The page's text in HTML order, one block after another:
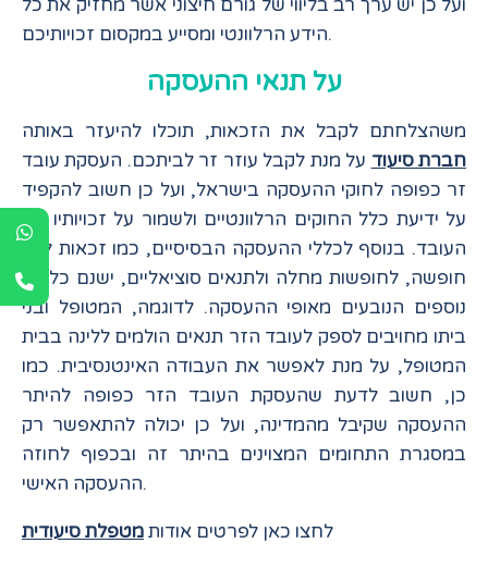
ועל כן יש ערך רב בליווי של גורם חיצוני אשר מחזיק את כל
הידע הרלוונטי ומסייע במקסום זכויותיכם.
על תנאי ההעסקה
משהצלחתם לקבל את הזכאות, תוכלו להיעזר באותה
חברת סיעוד על מנת לקבל עוזר זר לביתכם. העסקת עובד
זר כפופה לחוקי ההעסקה בישראל, ועל כן חשוב להקפיד
על ידיעת כלל החוקים הרלוונטיים ולשמור על זכויותיו של
העובד. בנוסף לכללי ההעסקה הבסיסיים, כמו זכאות לימי
חופשה, לחופשות מחלה ולתנאים סוציאליים, ישנם כללים
נוספים הנובעים מאופי ההעסקה. לדוגמה, המטופל ובני
ביתו מחויבים לספק לעובד הזר תנאים הולמים ללינה בבית
המטופל, על מנת לאפשר את העבודה האינטנסיבית. כמו
כן, חשוב לדעת שהעסקת העובד הזר כפופה להיתר
ההעסקה שקיבל מהמדינה, ועל כן יכולה להתאפשר רק
במסגרת התחומים המצוינים בהיתר זה ובכפוף לחוזה
ההעסקה האישי.
לחצו כאן לפרטים אודותמטפלת סיעודית